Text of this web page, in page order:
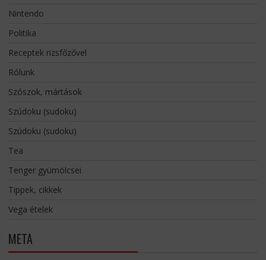
Nintendo
Politika
Receptek rizsfőzővel
Rólunk
Szószok, mártások
Szúdoku (sudoku)
Szúdoku (sudoku)
Tea
Tenger gyümölcsei
Tippek, cikkek
Vega ételek
META